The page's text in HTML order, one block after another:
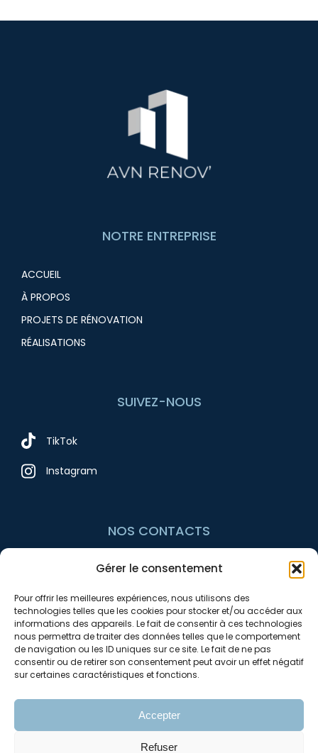
Gérer le consentement
Pour offrir les meilleures expériences, nous utilisons des
technologies telles que les cookies pour stocker et/ou accéder aux
informations des appareils. Le fait de consentir à ces technologies
nous permettra de traiter des données telles que le comportement
de navigation ou les ID uniques sur ce site. Le fait de ne pas
consentir ou de retirer son consentement peut avoir un effet négatif
sur certaines caractéristiques et fonctions.
Accepter
Refuser
NOTRE ENTREPRISE
ACCUEIL
À PROPOS
PROJETS DE RÉNOVATION
RÉALISATIONS
SUIVEZ-NOUS
TikTok
Instagram
NOS CONTACTS
+33 7 54 10 97 74
contact@avnrenov.fr
Mentions légales